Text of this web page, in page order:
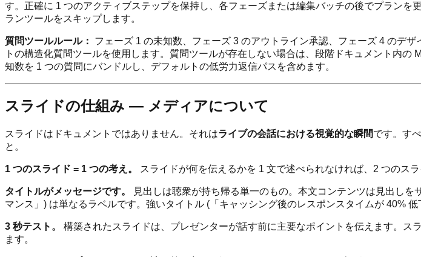
す。正確に 1 つのアクティブステップを保持し、各フェーズまたは編集バッチの後でプラン
ランツールをスキップします。
質問ツールルール：
フェーズ 1 の未知数、フェーズ 3 のアウトライン承認、フェーズ 4 のデ
トの構造化質問ツールを使用します。質問ツールが存在しない場合は、段階ドキュメント内の
知数を 1 つの質問にバンドルし、デフォルトの低労力返信パスを含めます。
スライドの仕組み — メディアについて
スライドはドキュメントではありません。それはライブの会話における視覚的な瞬間です。す
と。
1 つのスライド = 1 つの考え。 スライドが何を伝えるかを 1 文で述べられなければ、2 つのスラ
タイトルがメッセージです。
見出しは聴衆が持ち帰る単一のもの。本文コンテンツは見出し
マンス」) は単なるラベルです。強いタイトル (「キャッシング後のレスポンスタイムが 40% 低
3 秒テスト。
構築されたスライドは、プレゼンターが話す前に主要なポイントを伝えます。
ます。